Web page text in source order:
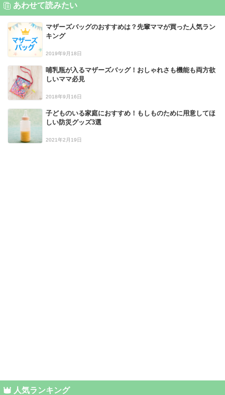
あわせて読みたい
マザーズバッグのおすすめは？先輩ママが買った人気ラン
キング
2019年9月18日
哺乳瓶が入るマザーズバッグ！おしゃれさも機能も両方欲
しいママ必見
2018年9月16日
子どものいる家庭におすすめ！もしものために用意してほ
しい防災グッズ3選
2021年2月19日
人気ランキング